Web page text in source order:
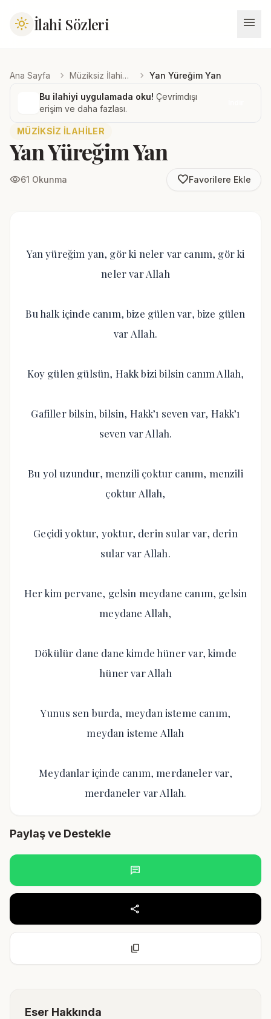
light_mode İlahi Sözleri menu
Ana Sayfa chevron_right Müziksiz İlahiler chevron_right Yan Yüreğim Yan
Bu ilahiyi uygulamada oku! Çevrimdışı
erişim ve daha fazlası.
MÜZIKSIZ İLAHILER
Yan Yüreğim Yan
visibility61 Okunma favorite_borderFavorilere Ekle
Yan yüreğim yan, gör ki neler var canım, gör ki
neler var Allah
Bu halk içinde canım, bize gülen var, bize gülen
var Allah.
Koy gülen gülsün, Hakk bizi bilsin canım Allah,
Gafiller bilsin, bilsin, Hakk’ı seven var, Hakk’ı
seven var Allah.
Bu yol uzundur, menzili çoktur canım, menzili
çoktur Allah,
Geçidi yoktur, yoktur, derin sular var, derin
sular var Allah.
Her kim pervane, gelsin meydane canım, gelsin
meydane Allah,
Dökülür dane dane kimde hüner var, kimde
hüner var Allah
Yunus sen burda, meydan isteme canım,
meydan isteme Allah
Meydanlar içinde canım, merdaneler var,
merdaneler var Allah.
Paylaş ve Destekle
chat
share
content_copy
Eser Hakkında